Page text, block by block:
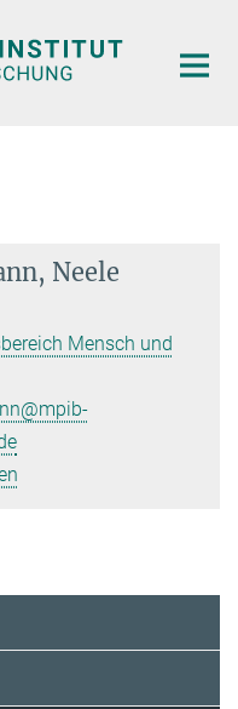
Neele
Mensch und